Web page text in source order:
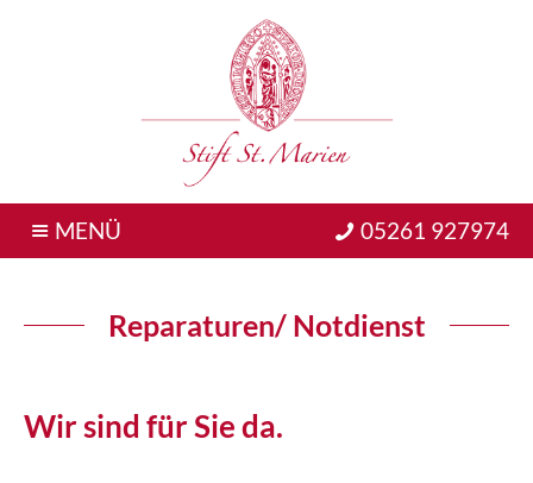
MENÜ 05261 927974
Reparaturen/ Notdienst
Wir sind für Sie da.